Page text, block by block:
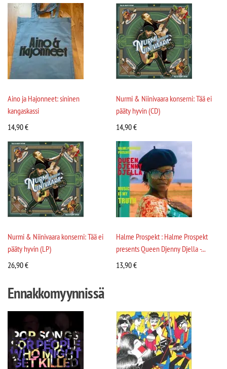
Aino ja Hajonneet: sininen
kangaskassi
14,90€
Nurmi & Niinivaara konserni: Tää ei
pääty hyvin (CD)
14,90€
Nurmi & Niinivaara konserni: Tää ei
pääty hyvin (LP)
26,90€
Halme Prospekt : Halme Prospekt
presents Queen Djenny Djella -...
13,90€
Ennakkomyynnissä